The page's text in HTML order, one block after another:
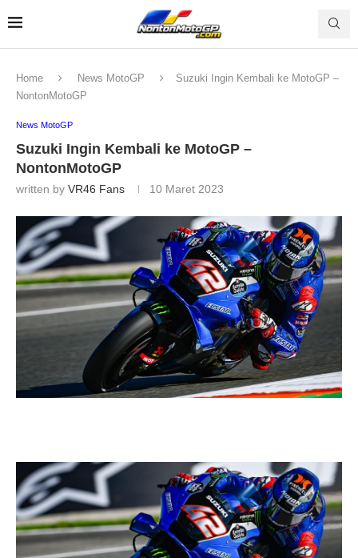
Home News MotoGP
Suzuki Ingin Kembali ke MotoGP –
NontonMotoGP
News MotoGP
Suzuki Ingin Kembali ke MotoGP –
NontonMotoGP
written by VR46 Fans 10 Maret 2023